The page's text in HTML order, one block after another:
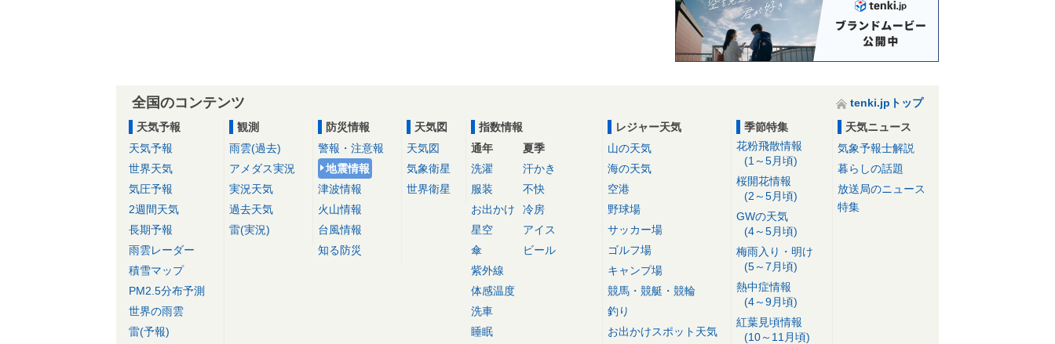
全国のコンテンツ
tenki.jpトップ
天気予報
天気予報
世界天気
気圧予報
2週間天気
長期予報
雨雲レーダー
積雪マップ
PM2.5分布予測
世界の雨雲
雷(予報)
観測
雨雲(過去)
アメダス実況
実況天気
過去天気
雷(実況)
防災情報
警報・注意報
地震情報
津波情報
火山情報
台風情報
知る防災
天気図
天気図
気象衛星
世界衛星
指数情報
通年
洗濯
服装
お出かけ
星空
傘
紫外線
体感温度
洗車
睡眠
夏季
汗かき
不快
冷房
アイス
ビール
レジャー天気
山の天気
海の天気
空港
野球場
サッカー場
ゴルフ場
キャンプ場
競馬・競艇・競輪
釣り
お出かけスポット天気
季節特集
花粉飛散情報
(1～5月頃)
桜開花情報
(2～5月頃)
GWの天気
(4～5月頃)
梅雨入り・明け
(5～7月頃)
熱中症情報
(4～9月頃)
紅葉見頃情報
(10～11月頃)
天気ニュース
気象予報士解説
暮らしの話題
放送局のニュース
特集